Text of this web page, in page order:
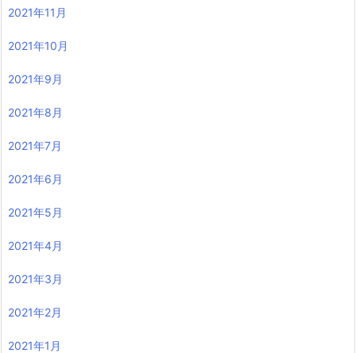
2021年11月
2021年10月
2021年9月
2021年8月
2021年7月
2021年6月
2021年5月
2021年4月
2021年3月
2021年2月
2021年1月